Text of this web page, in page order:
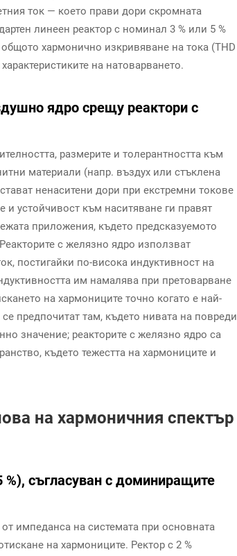
ток — което прави дори скромната
линеен реактор с номинал 3 % или 5 %
хармонично изкривяване на тока (THD
на натоварването.
ядро срещу реактори с
размерите и толерантността към
материали (напр. въздух или стъклена
ненаситени дори при екстремни токове
устойчивост към наситяване ги правят
приложения, където предсказуемото
с желязно ядро използват
постигайки по-висока индуктивност на
им намалява при претоварване
на хармониците точно когато е най-
предпочитат там, където нивата на повреди
значение; реакторите с желязно ядро са
където тежестта на хармониците и
на хармоничния спектър
съгласуван с доминиращите
импеданса на системата при основната
на хармониците. Ректор с 2 %